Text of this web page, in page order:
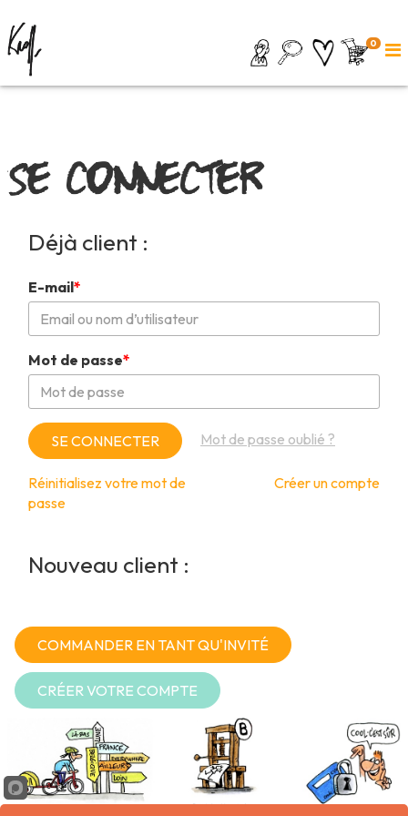
0
Se connecter
Déjà client :
E-mail*
Mot de passe*
Mot de passe oublié ?
Réinitialisez votre mot de
passe
Créer un compte
Nouveau client :
COMMANDER EN TANT QU'INVITÉ
CRÉER VOTRE COMPTE